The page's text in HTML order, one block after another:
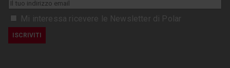
Mi interessa ricevere le Newsletter di Polar